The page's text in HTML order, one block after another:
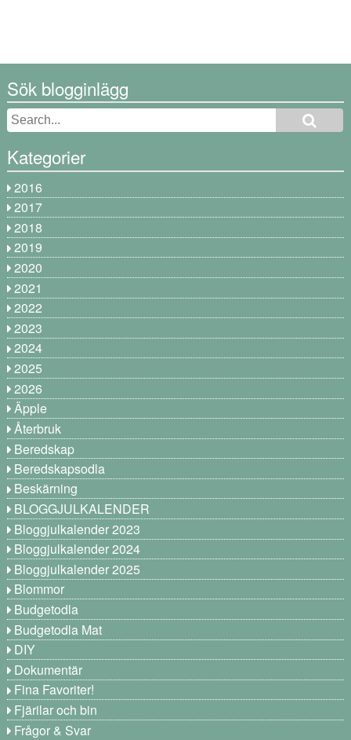
Sök blogginlägg
Kategorier
2016
2017
2018
2019
2020
2021
2022
2023
2024
2025
2026
Äpple
Återbruk
Beredskap
Beredskapsodla
Beskärning
BLOGGJULKALENDER
Bloggjulkalender 2023
Bloggjulkalender 2024
Bloggjulkalender 2025
Blommor
Budgetodla
Budgetodla Mat
DIY
Dokumentär
Fina Favoriter!
Fjärilar och bin
Frågor & Svar